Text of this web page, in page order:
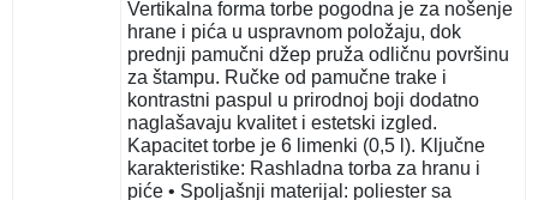
Vertikalna forma torbe pogodna je za nošenje
hrane i pića u uspravnom položaju, dok
prednji pamučni džep pruža odličnu površinu
za štampu. Ručke od pamučne trake i
kontrastni paspul u prirodnoj boji dodatno
naglašavaju kvalitet i estetski izgled.
Kapacitet torbe je 6 limenki (0,5 l). Ključne
karakteristike: Rashladna torba za hranu i
piće • Spoljašnji materijal: poliester sa